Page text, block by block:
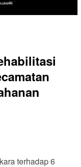
terhadap 6